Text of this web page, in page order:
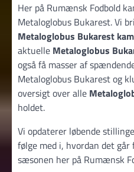
Her på Rumænsk Fodbold
Metaloglobus Bukarest. Vi
Metaloglobus Bukarest
aktuelle Metaloglobus
også få masser af
Metaloglobus Bukarest og
oversigt over alle
holdet.
Vi opdaterer løbende
følge med i, hvordan det
sæsonen her på Rumænsk